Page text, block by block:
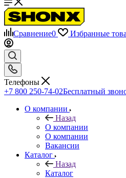
Сравнение0 Избранные
Телефоны
+7 800 250-74-02Бесплатный
О компании
Назад
О компании
О компании
Вакансии
Каталог
Назад
Каталог